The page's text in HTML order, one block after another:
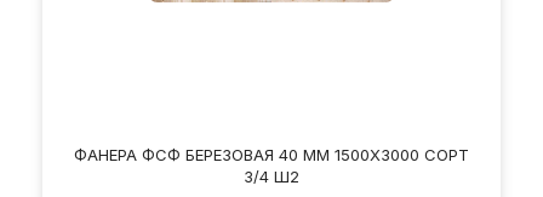
ФАНЕРА ФСФ БЕРЕЗОВАЯ 40 ММ 1500Х3000 СОРТ
3/4 Ш2